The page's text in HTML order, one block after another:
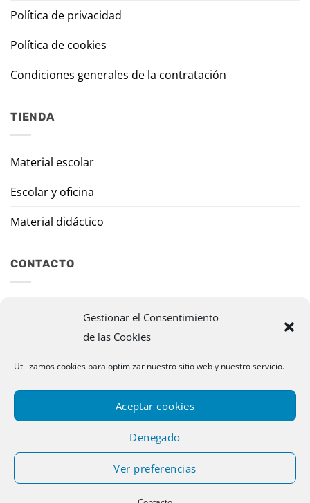
Gestionar el Consentimiento
de las Cookies
Utilizamos cookies para optimizar nuestro sitio web y nuestro servicio.
Aceptar cookies
Denegado
Ver preferencias
Política de privacidad
Política de cookies
Condiciones generales de la contratación
TIENDA
Material escolar
Escolar y oficina
Material didáctico
CONTACTO
murazpi@murazpi.com
948 234 436 – 623 195 518